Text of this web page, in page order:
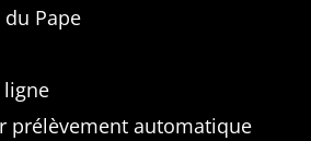
Pape
ligne
prélèvement automatique